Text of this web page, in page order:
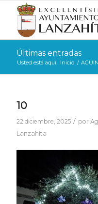
Últimas entradas
Usted está aquí: Inicio /
10
22 diciembre, 2025 / por
Lanzahíta